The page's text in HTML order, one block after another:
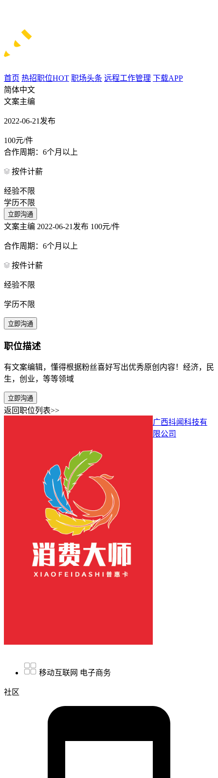
首页 热招职位HOT 职场头条 远程工作管理 下载APP
简体中文
文案主编
2022-06-21发布
100元/件
合作周期：6个月以上
按件计薪
经验不限
学历不限
立即沟通
文案主编 2022-06-21发布 100元/件
合作周期：6个月以上
按件计薪
经验不限
学历不限
立即沟通
职位描述
有文案编辑，懂得根据粉丝喜好写出优秀原创内容！经济，民
生，创业，等等领域
立即沟通
返回职位列表>>
广西抖闻科技有
限公司
移动互联网 电子商务
社区